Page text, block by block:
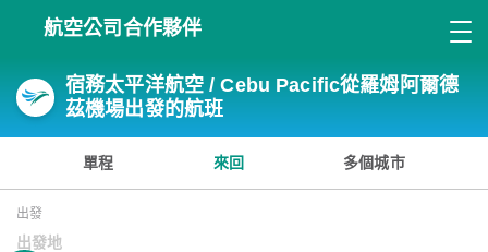
航空公司合作夥伴
宿務太平洋航空 / Cebu Pacific從羅姆阿爾德
茲機場出發的航班
單程 來回 多個城市
出發
出發地